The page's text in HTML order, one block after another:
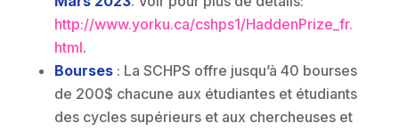
http://www.yorku.ca/cshps1/HaddenPrize_fr.
html.
Bourses : La SCHPS offre jusqu’à 40 bourses
de 200$ chacune aux étudiantes et étudiants
des cycles supérieurs et aux chercheuses et